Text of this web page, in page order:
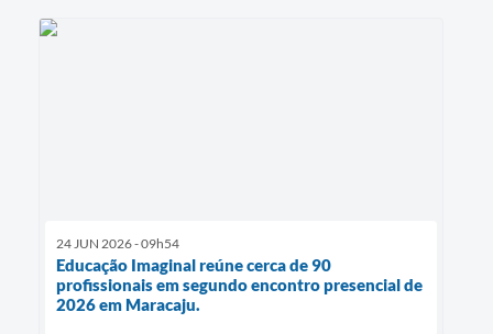
24 JUN 2026 - 09h54
Educação Imaginal reúne cerca de 90
profissionais em segundo encontro presencial de
2026 em Maracaju.